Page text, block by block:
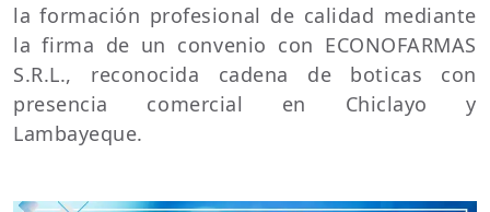
la formación profesional de calidad mediante
la firma de un convenio con ECONOFARMAS
S.R.L., reconocida cadena de boticas con
presencia comercial en Chiclayo y
Lambayeque.